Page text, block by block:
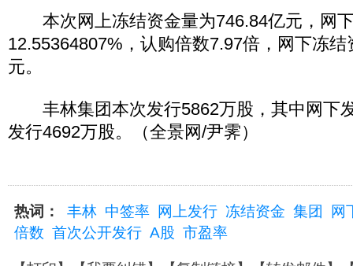
本次网上冻结资金量为746.84亿元，网
12.55364807%，认购倍数7.97倍，网下冻
元。
丰林集团本次发行5862万股，其中网下
发行4692万股。（全景网/尹霁）
热词： 丰林 中签率 网上发行 冻结资金 集团
网
倍数 首次公开发行 A股 市盈率